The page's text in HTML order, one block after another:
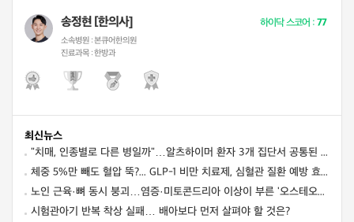
송정현 [한의사]
소속병원 :본큐어한의원
진료과목 :한방과
하이닥 스코어 :77
최신뉴스
"치매, 인종별로 다른 병일까"…알츠하이머 환자 3개 집단서 공통된 뇌세포 이상 발견
체중 5%만 빼도 혈압 뚝?... GLP-1 비만 치료제, 심혈관 질환 예방 효과까지
노인 근육·뼈 동시 붕괴…염증·미토콘드리아 이상이 부른 '오스테오사코페니아' 경고
시험관아기 반복 착상 실패… 배아보다 먼저 살펴야 할 것은?